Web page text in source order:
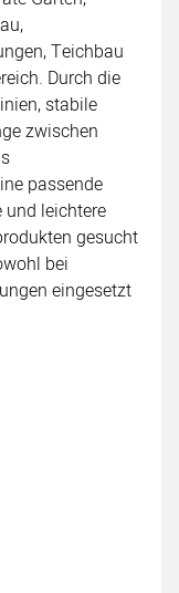
Teichbau
Durch die
stabile
zwischen
passende
und leichtere
gesucht
bei
eingesetzt